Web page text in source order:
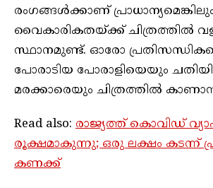
രംഗങ്ങൾക്കാണ്
വൈകാരികതയ്ക്ക് ചിത്രത്തിൽ
സ്ഥാനമുണ്ട്. ഓരോ
പോരാടിയ പോരാളിയെയും
മരക്കാരെയും ചിത്രത്തിൽ
Read also: രാജ്യത്ത് കൊവിഡ്
രൂക്ഷമാകുന്നു; ഒരു ലക്ഷം കടന്ന്
കണക്ക്